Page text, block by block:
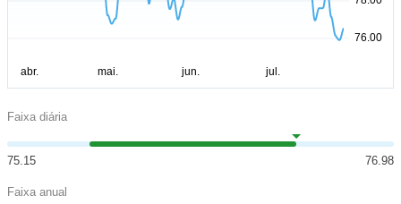
Faixa diária
75.15 76.98
Faixa anual